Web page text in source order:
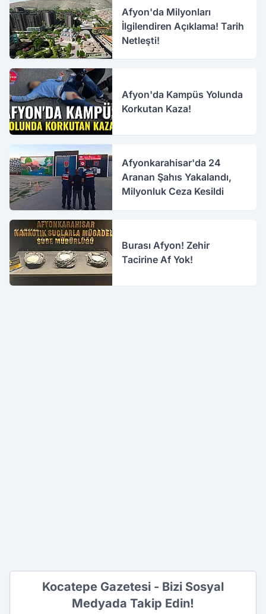
Afyon'da Milyonları
İlgilendiren Açıklama! Tarih
Netleşti!
Afyon'da Kampüs Yolunda
Korkutan Kaza!
Afyonkarahisar'da 24
Aranan Şahıs Yakalandı,
Milyonluk Ceza Kesildi
Burası Afyon! Zehir
Tacirine Af Yok!
Kocatepe Gazetesi - Bizi Sosyal
Medyada Takip Edin!